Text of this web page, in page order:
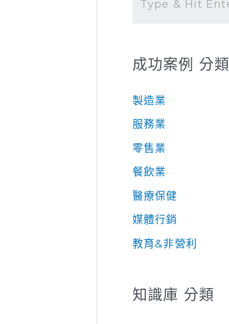
成功案例 分類
製造業
服務業
零售業
餐飲業
醫療保健
媒體行銷
教育&非營利
知識庫 分類